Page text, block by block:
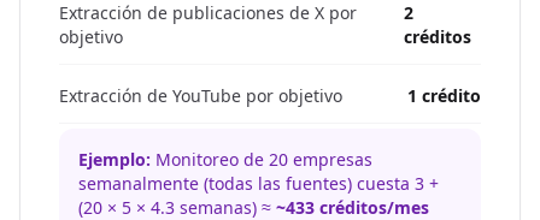
Extracción de publicaciones de X por
objetivo
2
créditos
Extracción de YouTube por objetivo 1 crédito
Ejemplo: Monitoreo de 20 empresas
semanalmente (todas las fuentes) cuesta 3 +
(20 × 5 × 4.3 semanas) ≈ ~433 créditos/mes